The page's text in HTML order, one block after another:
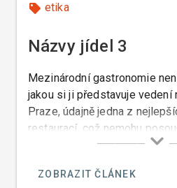
etika
Názvy jídel 3
Mezinárodní gastronomie
jakou si ji představuje vedení
Praze, údajně jedna z
restaurací, což nemohu
nebyl, a tak musím jen dát na
ZOBRAZIT ČLÁNEK